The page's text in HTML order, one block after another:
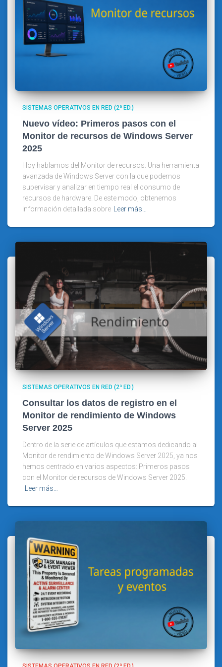
SISTEMAS OPERATIVOS EN RED (2ª ED.)
Nuevo vídeo: Primeros pasos con el
Monitor de recursos de Windows Server
2025
Hoy hablamos del Monitor de recursos. Una herramienta
avanzada de Windows Server con la que podemos
supervisar y analizar en tiempo real el consumo de
recursos de hardware. De este modo, obtenemos
información detallada sobre
Leer más…
SISTEMAS OPERATIVOS EN RED (2ª ED.)
Consultar los datos de registro en el
Monitor de rendimiento de Windows
Server 2025
Dentro de la serie de artículos que estamos dedicando al
Monitor de rendimiento de Windows Server 2025, ya nos
hemos centrado en varios aspectos: Primeros pasos
con el Monitor de recursos de Windows Server 2025.
Leer más…